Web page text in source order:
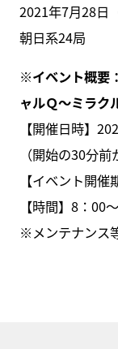
2021年7月28日
朝日系24局
※イベント概要
ャルＱ〜ミラク
【開催日時】
（開始の30分前
【イベント開
【時間】8：00
※メンテナンス